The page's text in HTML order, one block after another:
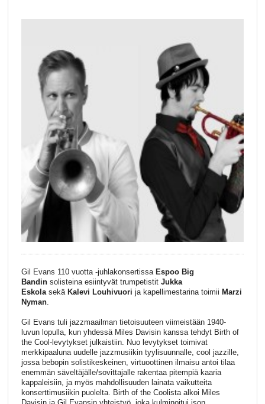
Gil Evans 110 vuotta -juhlakonsertissa Espoo Big
Bandinsolisteina esiintyvät trumpetistit Jukka
EskolasekäKalevi Louhivuori ja kapellimestarina toimii Marzi
Nyman.
Gil Evans tuli jazzmaailman tietoisuuteen viimeistään 1940-
luvun lopulla, kun yhdessä Miles Davisin kanssa tehdyt Birth of
the Cool-levytykset julkaistiin. Nuo levytykset toimivat
merkkipaaluna uudelle jazzmusiikin tyylisuunnalle, cool jazzille,
jossa bebopin solistikeskeinen, virtuoottinen ilmaisu antoi tilaa
enemmän säveltäjälle/sovittajalle rakentaa pitempiä kaaria
kappaleisiin, ja myös mahdollisuuden lainata vaikutteita
konserttimusiikin puolelta. Birth of the Coolista alkoi Miles